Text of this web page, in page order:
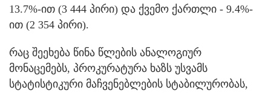
13.7%-ით (3 444 პირი) და ქვემო ქართლი - 9.4%-
ით (2 354 პირი).
რაც შეეხება წინა წლების ანალოგიურ
მონაცემებს, პროკურატურა ხაზს უსვამს
სტატისტიკური მაჩვენებლების სტაბილურობას,